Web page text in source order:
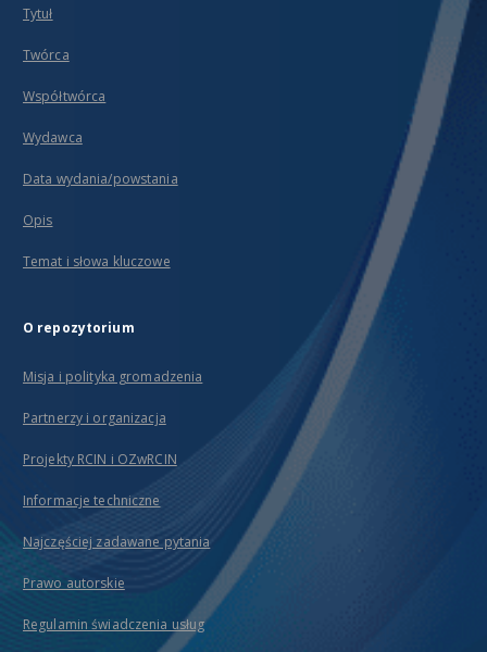
Tytuł
Twórca
Współtwórca
Wydawca
Data wydania/powstania
Opis
Temat i słowa kluczowe
O repozytorium
Misja i polityka gromadzenia
Partnerzy i organizacja
Projekty RCIN i OZwRCIN
Informacje techniczne
Najczęściej zadawane pytania
Prawo autorskie
Regulamin świadczenia usług